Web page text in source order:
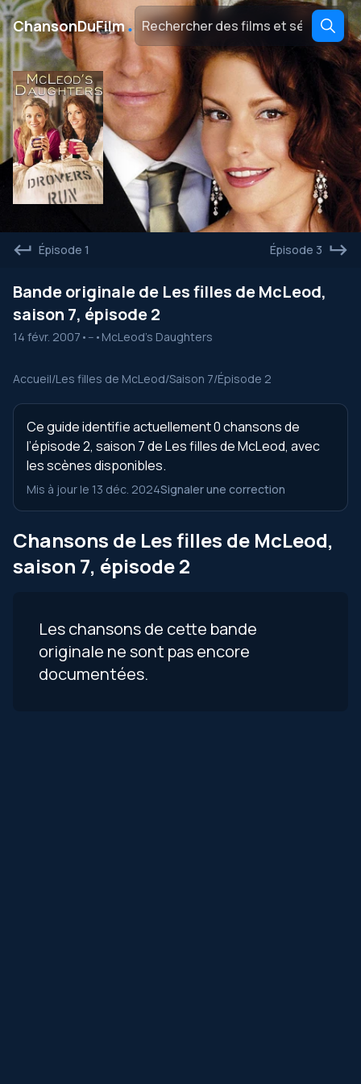
ChansonDuFilm․
Épisode 1 Épisode 3
Bande originale de Les filles de McLeod,
saison 7, épisode 2
14 févr. 2007 • -- • McLeod's Daughters
Accueil/Les filles de McLeod/Saison 7/Épisode 2
Ce guide identifie actuellement 0 chansons de
l’épisode 2, saison 7 de Les filles de McLeod, avec
les scènes disponibles.
Mis à jour le 13 déc. 2024Signaler une correction
Chansons de Les filles de McLeod,
saison 7, épisode 2
Les chansons de cette bande
originale ne sont pas encore
documentées.